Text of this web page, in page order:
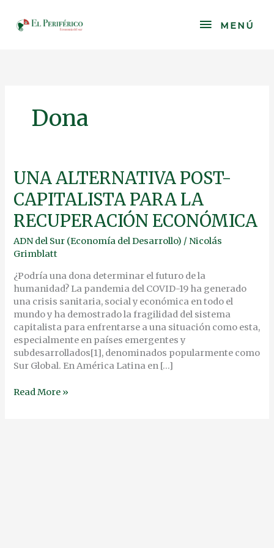
content
MENÚ
MENÚ
Dona
UNA ALTERNATIVA POST-
CAPITALISTA PARA LA
RECUPERACIÓN ECONÓMICA
ADN del Sur (Economía del Desarrollo) /Nicolás
Grimblatt
¿Podría una dona determinar el futuro de la
humanidad? La pandemia del COVID-19 ha generado
una crisis sanitaria, social y económica en todo el
mundo y ha demostrado la fragilidad del sistema
capitalista para enfrentarse a una situación como esta,
especialmente en países emergentes y
subdesarrollados[1], denominados popularmente como
Sur Global. En América Latina en […]
UNA
ALTERNATIVA
POST-
CAPITALISTA
PARA
LA
RECUPERACIÓN
Read More »